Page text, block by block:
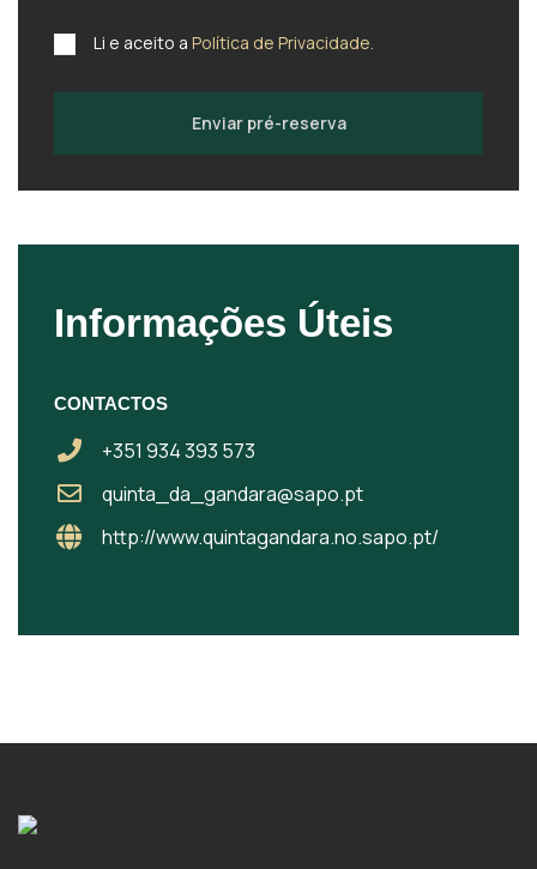
Li e aceito a Política de Privacidade.
Enviar pré-reserva
Informações Úteis
CONTACTOS
+351 934 393 573
quinta_da_gandara@sapo.pt
http://www.quintagandara.no.sapo.pt/